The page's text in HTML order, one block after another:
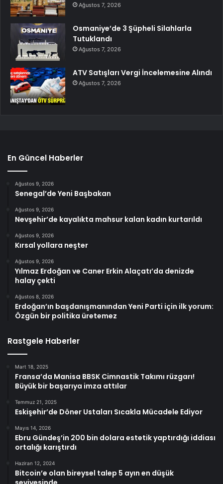
Ağustos 7, 2026
Osmaniye’de 3 Şüpheli Silahlarla
Tutuklandı
Ağustos 7, 2026
ATV Satışları Vergi İncelemesine Alındı
Ağustos 7, 2026
En Güncel Haberler
Ağustos 9, 2026
Senegal’de Yeni Başbakan
Ağustos 9, 2026
Nevşehir’de kayalıkta mahsur kalan kadın kurtarıldı
Ağustos 9, 2026
Kırsal yollara neşter
Ağustos 9, 2026
Yılmaz Erdoğan ve Caner Erkin Alaçatı’da denizde
halay çekti
Ağustos 8, 2026
Erdoğan’ın başdanışmanından Yeni Parti için ilk yorum:
Özgün bir politika üretemez
Rastgele Haberler
Mart 18, 2025
Fransa’da Manisa BBSK Cimnastik Takımı rüzgarı!
Büyük bir başarıya imza attılar
Temmuz 21, 2025
Eskişehir’de Döner Ustaları Sıcakla Mücadele Ediyor
Mayıs 14, 2026
Ebru Gündeş’in 200 bin dolara estetik yaptırdığı iddiası
ortalığı karıştırdı
Haziran 12, 2024
Bitcoin’e olan bireysel talep 5 ayın en düşük